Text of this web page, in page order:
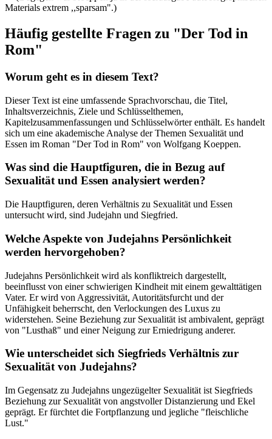
Materials extrem ,,sparsam".)
Häufig gestellte Fragen zu "Der Tod in
Rom"
Worum geht es in diesem Text?
Dieser Text ist eine umfassende Sprachvorschau, die Titel,
Inhaltsverzeichnis, Ziele und Schlüsselthemen,
Kapitelzusammenfassungen und Schlüsselwörter enthält. Es handelt
sich um eine akademische Analyse der Themen Sexualität und
Essen im Roman "Der Tod in Rom" von Wolfgang Koeppen.
Was sind die Hauptfiguren, die in Bezug auf
Sexualität und Essen analysiert werden?
Die Hauptfiguren, deren Verhältnis zu Sexualität und Essen
untersucht wird, sind Judejahn und Siegfried.
Welche Aspekte von Judejahns Persönlichkeit
werden hervorgehoben?
Judejahns Persönlichkeit wird als konfliktreich dargestellt,
beeinflusst von einer schwierigen Kindheit mit einem gewalttätigen
Vater. Er wird von Aggressivität, Autoritätsfurcht und der
Unfähigkeit beherrscht, den Verlockungen des Luxus zu
widerstehen. Seine Beziehung zur Sexualität ist ambivalent, geprägt
von "Lusthaß" und einer Neigung zur Erniedrigung anderer.
Wie unterscheidet sich Siegfrieds Verhältnis zur
Sexualität von Judejahns?
Im Gegensatz zu Judejahns ungezügelter Sexualität ist Siegfrieds
Beziehung zur Sexualität von angstvoller Distanzierung und Ekel
geprägt. Er fürchtet die Fortpflanzung und jegliche "fleischliche
Lust."